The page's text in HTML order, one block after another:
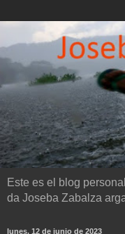
Este es el blog
da Joseba Zabalza
lunes, 12 de junio de 2023